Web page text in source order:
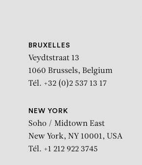
BRUXELLES
Veydtstraat 13
1060 Brussels, Belgium
Tél. +32 (0)2 537 13 17
NEW YORK
Soho / Midtown East
New York, NY 10001, USA
Tél. +1 212 922 3745